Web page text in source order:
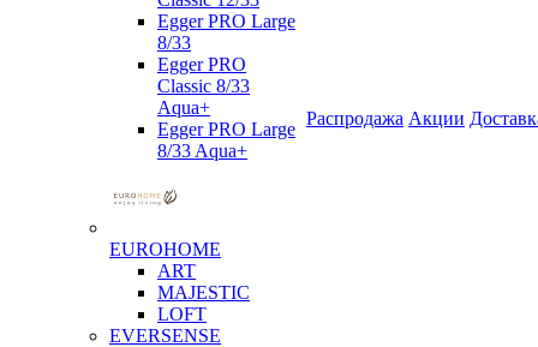
Egger PRO Large
8/33
Egger PRO
Classic 8/33
Aqua+
Egger PRO Large
8/33 Aqua+
EUROHOME
ART
MAJESTIC
LOFT
EVERSENSE
Распродажа Акции